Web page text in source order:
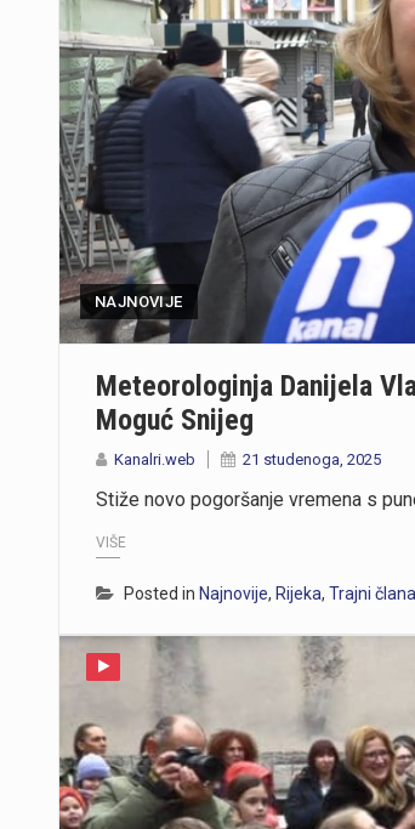
NAJNOVIJE
Meteorologinja Danijela
Moguć Snijeg
Kanalri.web 21 studenoga, 2025
Stiže novo pogoršanje vremena s
VIŠE
Posted in Najnovije, Rijeka, Trajni